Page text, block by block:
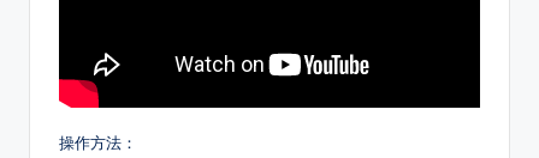
操作方法：